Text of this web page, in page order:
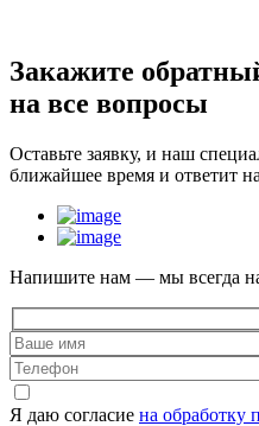
Закажите
на все вопросы
Оставьте заявку, и наш
ближайшее время и ответит
Напишите нам — мы всегда
Я даю согласие на обработку